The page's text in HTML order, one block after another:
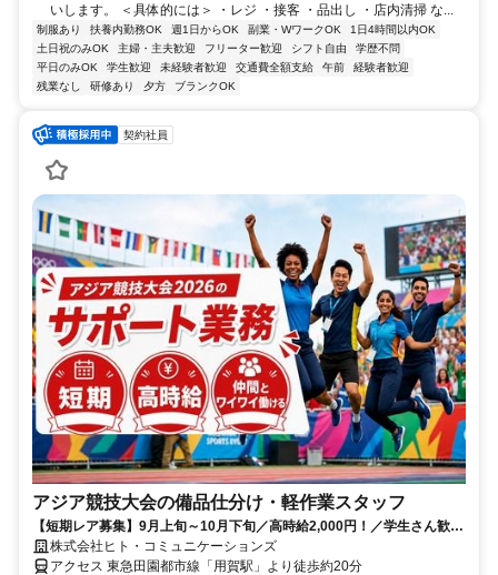
いします。 ＜具体的には＞ ・レジ ・接客 ・品出し ・店内清掃 な...
制服あり 扶養内勤務OK 週1日からOK 副業・WワークOK
1日4時間以内OK
土日祝のみOK
主婦・主夫歓迎 フリーター歓迎 シフト自由
学歴不問
平日のみOK
学生歓迎 未経験者歓迎 交通費全額支給 午前
経験者歓迎
残業なし
研修あり 夕方 ブランクOK
契約社員
アジア競技大会の備品仕分け・軽作業スタッフ
【短期レア募集】9月上旬～10月下旬／高時給2,000円！／学生さん歓迎
／友達との応募OK
株式会社ヒト・コミュニケーションズ
アクセス 東急田園都市線「用賀駅」より徒歩約20分